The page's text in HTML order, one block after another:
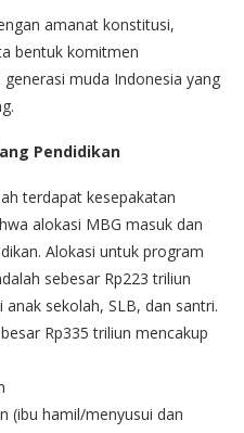
amanat konstitusi,
bentuk komitmen
muda Indonesia yang
Pendidikan
terdapat kesepakatan
alokasi MBG masuk dan
Alokasi untuk program
sebesar Rp223 triliun
sekolah, SLB, dan santri.
Rp335 triliun mencakup
(ibu hamil/menyusui dan